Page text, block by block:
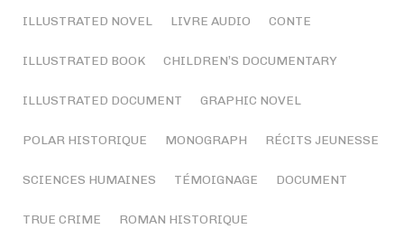
ILLUSTRATED NOVEL LIVRE AUDIO CONTE
ILLUSTRATED BOOK CHILDREN’S DOCUMENTARY
ILLUSTRATED DOCUMENT GRAPHIC NOVEL
POLAR HISTORIQUE MONOGRAPH RÉCITS JEUNESSE
SCIENCES HUMAINES TÉMOIGNAGE DOCUMENT
TRUE CRIME ROMAN HISTORIQUE